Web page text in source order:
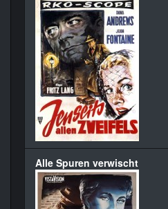
Alle Spuren verwischt